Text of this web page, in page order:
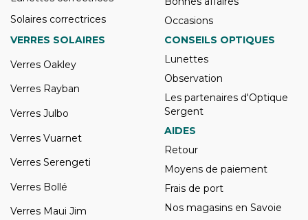
Solaires correctrices
Occasions
VERRES SOLAIRES
Verres Oakley
Verres Rayban
Verres Julbo
Verres Vuarnet
Verres Serengeti
Verres Bollé
Verres Maui Jim
CONSEILS OPTIQUES
Lunettes
Observation
Les partenaires d'Optique
Sergent
AIDES
Retour
Moyens de paiement
Frais de port
Nos magasins en Savoie